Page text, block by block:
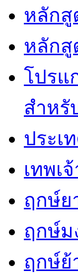
หลักสู
หลักสู
โปรแ
สำหรั
ประเ
เทพเ
ฤกษ์ย
ฤกษ์ม
ฤกษ์ย้